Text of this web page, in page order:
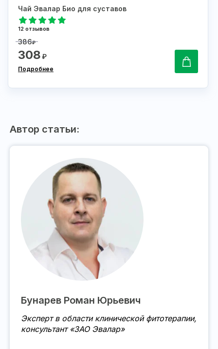
Чай Эвалар Био для суставов
12 отзывов
386₽
308₽
Подробнее
Автор статьи:
Бунарев Роман Юрьевич
Эксперт в области клинической фитотерапии,
консультант «ЗАО Эвалар»